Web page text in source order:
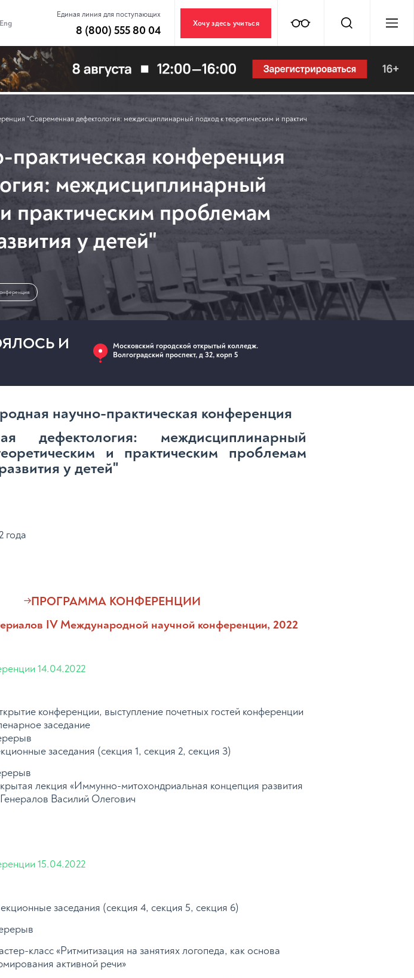
Eng
Единая линия для поступающих
8 (800) 555 80 04
Хочу здесь учиться
"Современная дефектология: междисциплинарный подход к теоретическим и практическим проблемам нарушений
конференция
междисциплинарный
практическим проблемам
у детей"
И
Московский городской открытый колледж.
Волгоградский проспект, д 32, корп 5
научно-практическая конференция
дефектология: междисциплинарный
и практическим проблемам
у детей"
года
→ПРОГРАММА КОНФЕРЕНЦИИ
IV Международной научной конференции, 2022
14.04.2022
конференции, выступление почетных гостей конференции
заседание
заседания (секция 1, секция 2, секция 3)
лекция «Иммунно-митохондриальная концепция развития
Василий Олегович
15.04.2022
заседания (секция 4, секция 5, секция 6)
класс «Ритмитизация на занятиях логопеда, как основа
активной речи»